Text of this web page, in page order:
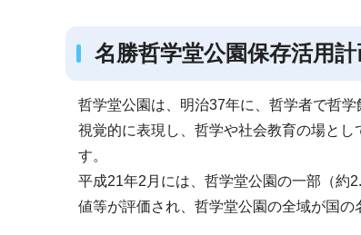
名勝哲学堂公園保存活用
哲学堂公園は、明治37年に、哲学者で哲
視覚的に表現し、哲学や社会教育の場と
す。
平成21年2月には、哲学堂公園の一部（約
値等が評価され、哲学堂公園の全域が国の
ー
シ
ョ
ン
こ